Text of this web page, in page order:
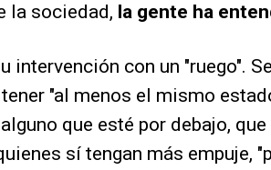
la sociedad, la gente ha
intervención con un "ruego".
"al menos el mismo
que esté por debajo,
sí tengan más empuje,